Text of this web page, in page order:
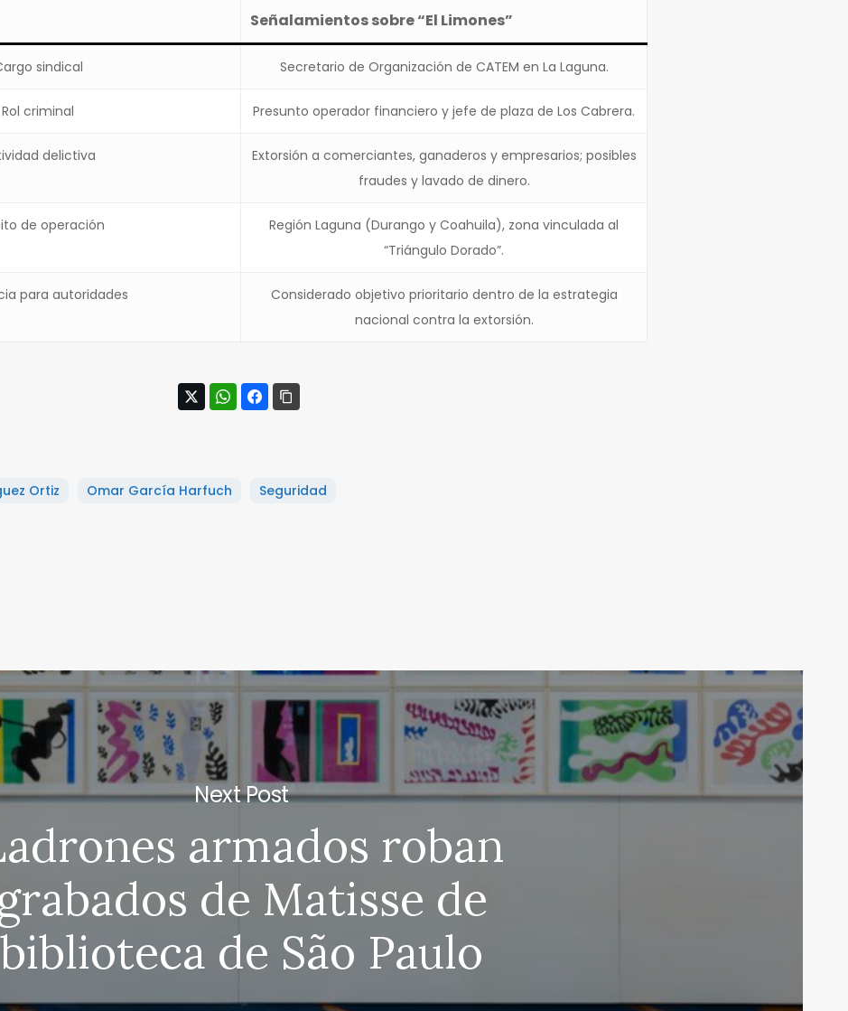
Señalamientos sobre “El Limones”
sindical Secretario de Organización de CATEM en La Laguna.
Rol criminal Presunto operador financiero y jefe de plaza de Los Cabrera.
delictiva
Extorsión a comerciantes, ganaderos y empresarios; posibles
fraudes y lavado de dinero.
de operación
Región Laguna (Durango y Coahuila), zona vinculada al
“Triángulo Dorado”.
para autoridades
Considerado objetivo prioritario dentro de la estrategia
nacional contra la extorsión.
Ortiz Omar García Harfuch Seguridad
Next Post
armados roban
de Matisse de
biblioteca de São Paulo